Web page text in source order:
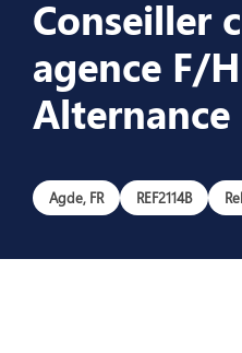
Conseiller
agence F/
Alternance
Agde, FR REF2114B